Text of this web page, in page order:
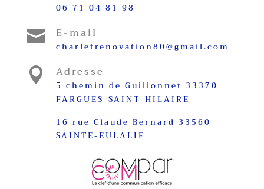
06 71 04 81 98
 E-mail
charletrenovation80@gmail.com
 Adresse
5 chemin de Guillonnet 33370
FARGUES-SAINT-HILAIRE
16 rue Claude Bernard 33560
SAINTE-EULALIE